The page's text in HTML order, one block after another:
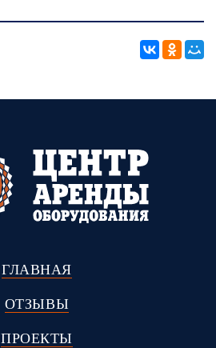
ГЛАВНАЯ
ОТЗЫВЫ
ПРОЕКТЫ